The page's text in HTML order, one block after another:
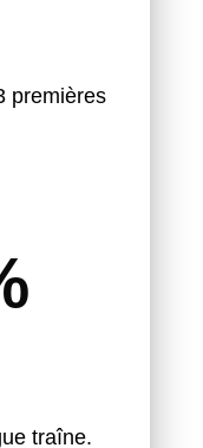
premières
traîne.